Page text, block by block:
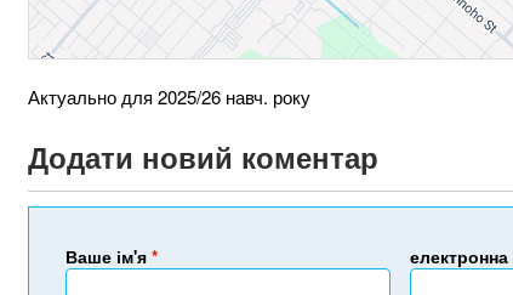
Актуально для 2025/26 навч. року
Додати новий коментар
Ваше ім'я*